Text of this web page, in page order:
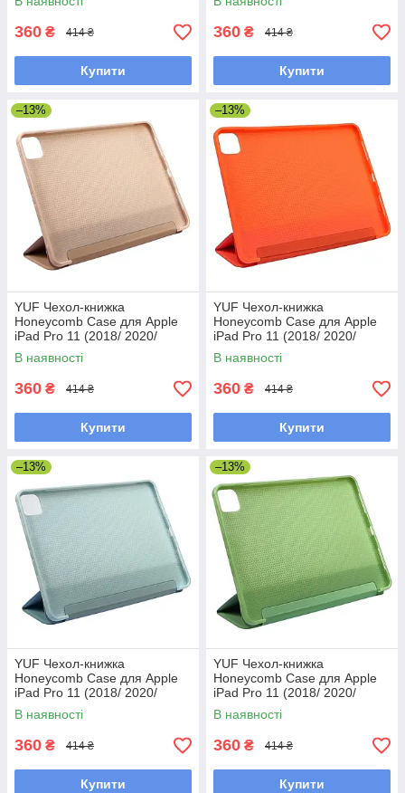
360 ₴ 414 ₴
Купити
360 ₴ 414 ₴
Купити
–13%
YUF Чехол-книжка
Honeycomb Case для Apple
iPad Pro 11 (2018/ 2020/
2021) цвет 13 песочно-
розовый
В наявності
360 ₴ 414 ₴
Купити
–13%
YUF Чехол-книжка
Honeycomb Case для Apple
iPad Pro 11 (2018/ 2020/
2021) цвет 02 оранжевый
В наявності
360 ₴ 414 ₴
Купити
–13%
YUF Чехол-книжка
Honeycomb Case для Apple
iPad Pro 11 (2018/ 2020/
2021) цвет 10 светло-голубой
В наявності
360 ₴ 414 ₴
Купити
–13%
YUF Чехол-книжка
Honeycomb Case для Apple
iPad Pro 11 (2018/ 2020/
2021) цвет 12 салатовый
В наявності
360 ₴ 414 ₴
Купити